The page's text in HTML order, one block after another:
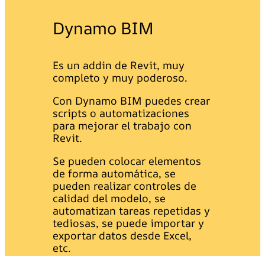
Dynamo BIM
Es un addin de Revit, muy
completo y muy poderoso.
Con Dynamo BIM puedes crear
scripts o automatizaciones
para mejorar el trabajo con
Revit.
Se pueden colocar elementos
de forma automática, se
pueden realizar controles de
calidad del modelo, se
automatizan tareas repetidas y
tediosas, se puede importar y
exportar datos desde Excel,
etc.